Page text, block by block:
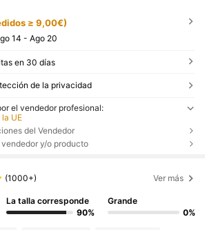
≥ 9,00€)
14 - Ago 20
en 30 días
de la privacidad
el vendedor profesional:
UE
del Vendedor
y/o producto
(1000+) Ver más
La talla corresponde
90%
Grande
0%